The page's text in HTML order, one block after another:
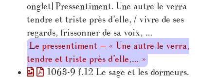
onglet] Pressentiment. Une autre le verra
tendre et triste près d’elle, / vivre de ses
regards, frissonner de sa voix, …
Le pressentiment — « Une autre le verra,
tendre et triste près d’elle,… »
1063-9 f.12 Le sage et les dormeurs.